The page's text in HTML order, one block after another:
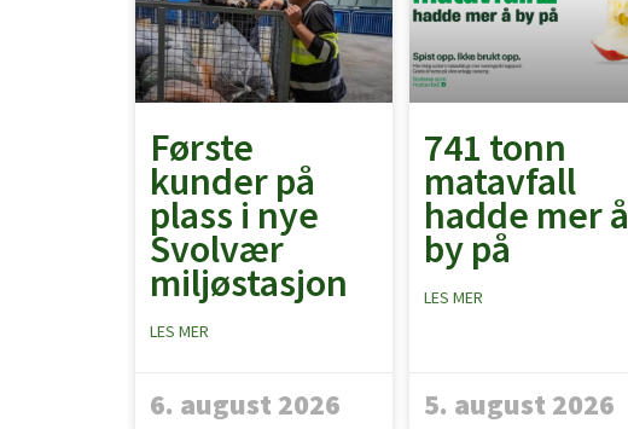
Første
kunder på
plass i nye
Svolvær
miljøstasjon
LES MER
6. august 2026
741 tonn
matavfall
hadde mer å
by på
LES MER
5. august 2026